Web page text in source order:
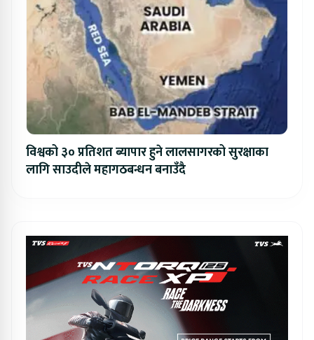
विश्वको ३० प्रतिशत ब्यापार हुने लालसागरको सुरक्षाका
लागि साउदीले महागठबन्धन बनाउँदै